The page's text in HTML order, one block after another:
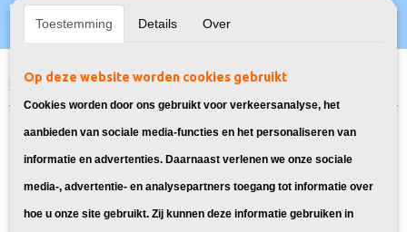
Inloggen Registreren
UW WINKELWAGEN
Home>Model Printer>364XL Inkt cartridges voor HP
voor HP Photosmart C309H
Deze cartridges zijn geschikt voor de
HP Photosmart C309H
Toestemming Details Over
Op deze website worden cookies gebruikt
Cookies worden door ons gebruikt voor verkeersanalyse, het
aanbieden van sociale media-functies en het personaliseren van
informatie en advertenties. Daarnaast verlenen we onze sociale
media-, advertentie- en analysepartners toegang tot informatie over
hoe u onze site gebruikt. Zij kunnen deze informatie gebruiken in